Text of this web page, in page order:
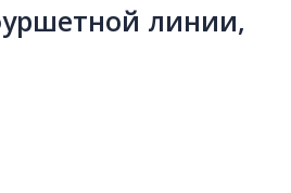
линии,